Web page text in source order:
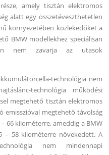
amely tisztán elektromos
alatt egy összetéveszthetetlen
környezetében közlekedőket a
BMW modellekhez speciálisan
nem zavarja az utasok
technológia nem
technológia működési
megtehető tisztán elektromos
emisszióval megtehető távolság
66 kilométerre, ameddig a BMW
– 58 kilométerre növekedett. A
nem mindennapi